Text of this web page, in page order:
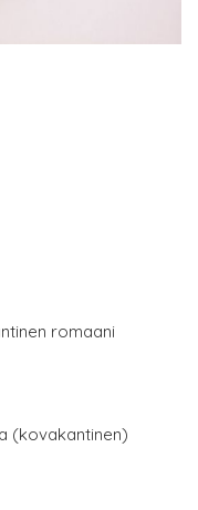
romaani
(kovakantinen)